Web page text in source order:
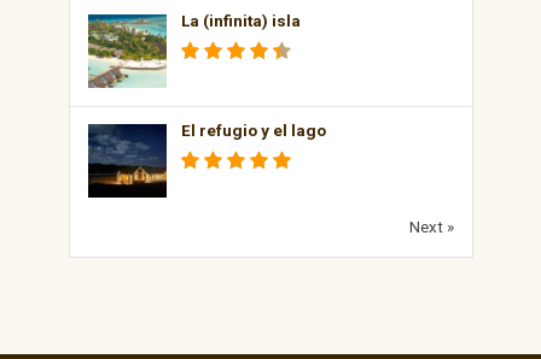
La (infinita) isla
El refugio y el lago
Next »